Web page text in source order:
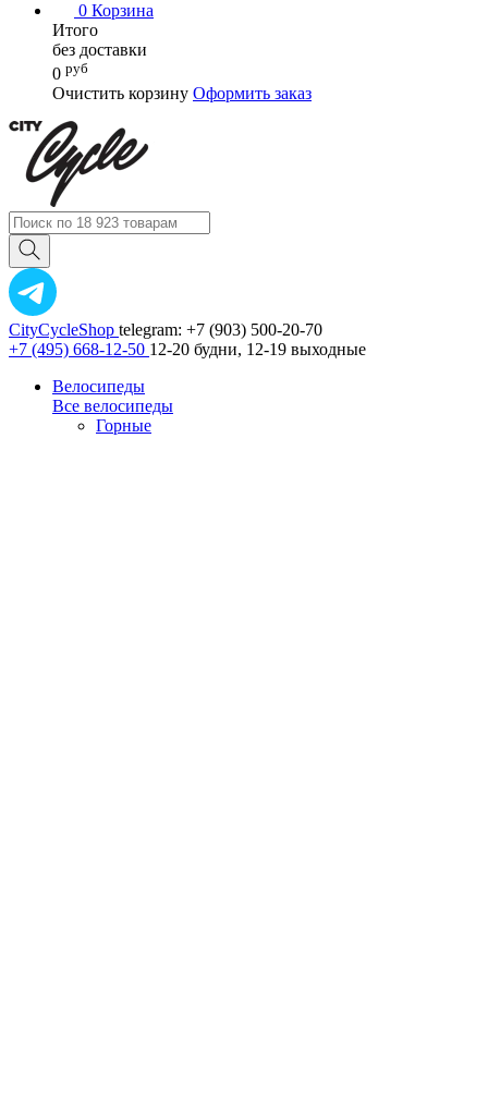
0 Корзина
Итого
без доставки
0 руб
Очистить корзину Оформить заказ
CityCycleShop telegram: +7 (903) 500-20-70
+7 (495) 668-12-50 12-20 будни, 12-19 выходные
Велосипеды
Все велосипеды
Горные